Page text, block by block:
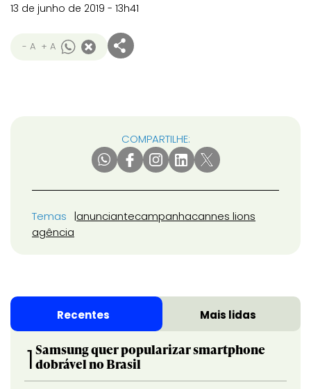
13 de junho de 2019 - 13h41
- A + A
COMPARTILHE:
Temas anunciantecampanhacannes lions
agência
Recentes Mais lidas
1 Samsung quer popularizar smartphone
dobrável no Brasil